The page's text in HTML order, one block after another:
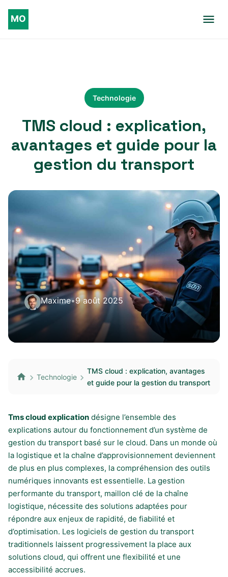
Technologie
TMS cloud : explication,
avantages et guide pour la
gestion du transport
Maxime•9 août 2025
Technologie
TMS cloud : explication, avantages
et guide pour la gestion du transport
Tms cloud explication désigne l’ensemble des
explications autour du fonctionnement d’un système de
gestion du transport basé sur le cloud. Dans un monde où
la logistique et la chaîne d’approvisionnement deviennent
de plus en plus complexes, la compréhension des outils
numériques innovants est essentielle. La gestion
performante du transport, maillon clé de la chaîne
logistique, nécessite des solutions adaptées pour
répondre aux enjeux de rapidité, de fiabilité et
d’optimisation. Les logiciels de gestion du transport
traditionnels laissent progressivement la place aux
solutions cloud, qui offrent une flexibilité et une
accessibilité accrues.